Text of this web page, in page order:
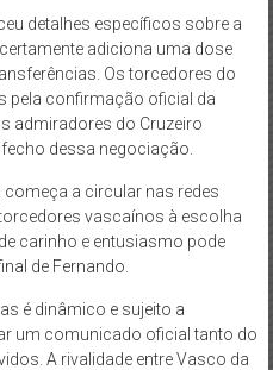
detalhes específicos sobre a
adiciona uma dose
Os torcedores do
pela confirmação oficial da
admiradores do Cruzeiro
dessa negociação.
a circular nas redes
vascaínos à escolha
carinho e entusiasmo pode
de Fernando.
é dinâmico e sujeito a
um comunicado oficial tanto do
A rivalidade entre Vasco da